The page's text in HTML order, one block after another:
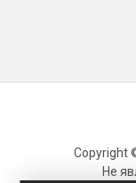
Copyright
Не